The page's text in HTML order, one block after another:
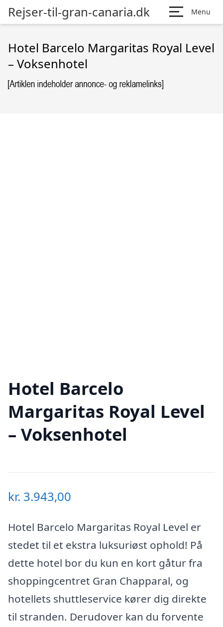
Rejser-til-gran-canaria.dk Menu
Hotel Barcelo Margaritas Royal Level
– Voksenhotel
Hotel Barcelo
Margaritas Royal Level
– Voksenhotel
kr. 3.943,00
Hotel Barcelo Margaritas Royal Level er
stedet til et ekstra luksuriøst ophold! På
dette hotel bor du kun en kort gåtur fra
shoppingcentret Gran Chapparal, og
hotellets shuttleservice kører dig direkte
til stranden. Derudover kan du forvente